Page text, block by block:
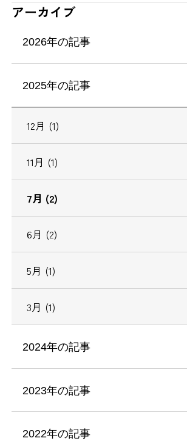
アーカイブ
2026年の記事
2025年の記事
12月 (1)
11月 (1)
7月 (2)
6月 (2)
5月 (1)
3月 (1)
2024年の記事
2023年の記事
2022年の記事